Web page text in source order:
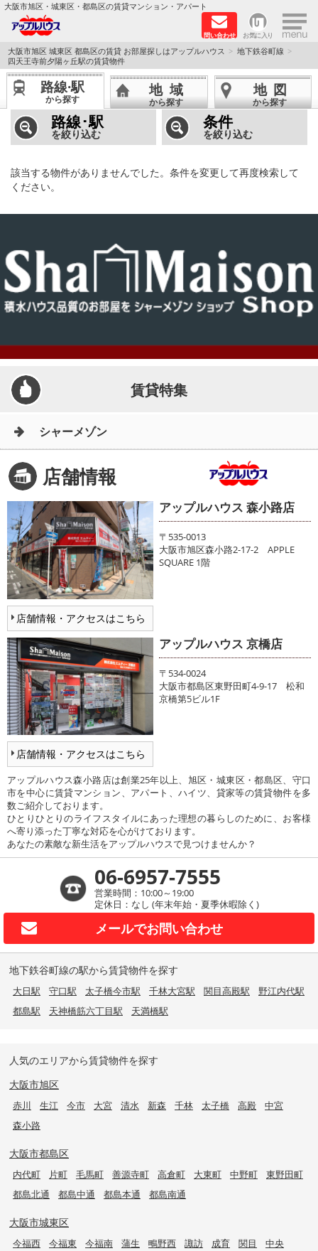
大阪市旭区・城東区・都島区の賃貸マンション・アパート
問い合わせ お気に入り ×
TOPページ
シャーメゾン
路線·駅から探す
地図から探す
BLOG
RECRUIT
Instagram
店舗情報·アクセス
会社概要
メールでお問い合わせ
大阪市旭区 城東区 都島区の賃貸 お部屋探しはアップルハウス
地下鉄谷町線
四天王寺前夕陽ヶ丘駅の賃貸物件
路線·駅
から探す
地域
から探す
地図
から探す
路線･駅
を絞り込む
条件
を絞り込む
該当する物件がありませんでした。条件を変更して再度検索して
ください。
賃貸特集
シャーメゾン
店舗情報
店舗情報・アクセスはこちら
アップルハウス 森小路店
〒535-0013
大阪市旭区森小路2-17-2 APPLE
SQUARE 1階
店舗情報・アクセスはこちら
アップルハウス 京橋店
〒534-0024
大阪市都島区東野田町4-9-17 松和
京橋第5ビル1F
アップルハウス森小路店は創業25年以上、旭区・城東区・都島区、守口
市を中心に賃貸マンション、アパート、ハイツ、貸家等の賃貸物件を多
数ご紹介しております。
ひとりひとりのライフスタイルにあった理想の暮らしのために、お客様
へ寄り添った丁寧な対応を心がけております。
あなたの素敵な新生活をアップルハウスで見つけませんか？
06-6957-7555
営業時間：10:00～19:00
定休日：なし (年末年始・夏季休暇除く)
メールでお問い合わせ
地下鉄谷町線の駅から賃貸物件を探す
大日駅 守口駅 太子橋今市駅 千林大宮駅 関目高殿駅
野江内代駅
都島駅
天神橋筋六丁目駅 天満橋駅
人気のエリアから賃貸物件を探す
大阪市旭区
赤川 生江 今市 大宮 清水 新森 千林 太子橋 高殿
中宮
森小路
大阪市都島区
内代町 片町 毛馬町 善源寺町 高倉町 大東町 中野町
東野田町
都島北通
都島中通 都島本通 都島南通
大阪市城東区
今福西 今福東 今福南 蒲生 鴫野西 諏訪 成育 関目
中央